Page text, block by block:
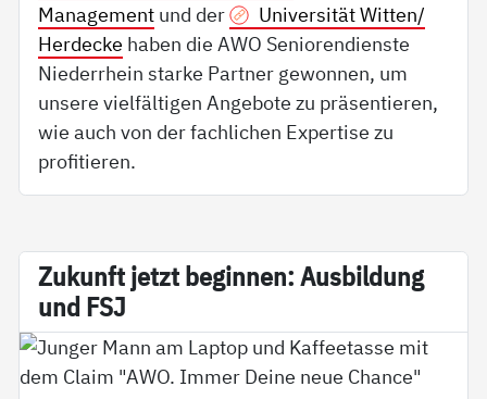
Management und der
Universität Witten/
Herdecke haben die AWO Seniorendienste
Niederrhein starke Partner gewonnen, um
unsere vielfältigen Angebote zu präsentieren,
wie auch von der fachlichen Expertise zu
profitieren.
Zu­kunft jetzt be­gin­nen: Aus­bil­dung
und FSJ